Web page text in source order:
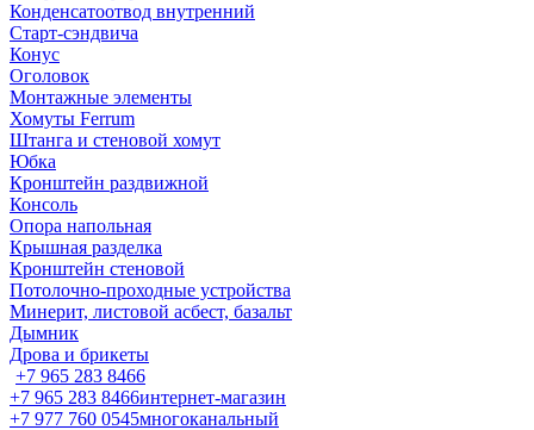
Конденсатоотвод внутренний
Старт-сэндвича
Конус
Оголовок
Монтажные элементы
Хомуты Ferrum
Штанга и стеновой хомут
Юбка
Кронштейн раздвижной
Консоль
Опора напольная
Крышная разделка
Кронштейн стеновой
Потолочно-проходные устройства
Минерит, листовой асбест, базальт
Дымник
Дрова и брикеты
+7 965 283 8466
+7 965 283 8466интернет-магазин
+7 977 760 0545многоканальный